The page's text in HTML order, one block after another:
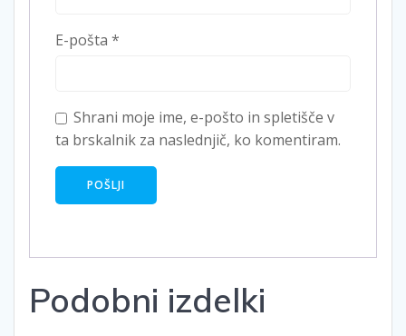
E-pošta *
Shrani moje ime, e-pošto in spletišče v
ta brskalnik za naslednjič, ko komentiram.
Podobni izdelki